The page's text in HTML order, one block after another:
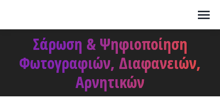
Σάρωση & Ψηφιοποίηση
Φωτογραφιών, Διαφανειών,
Αρνητικών
You are here: